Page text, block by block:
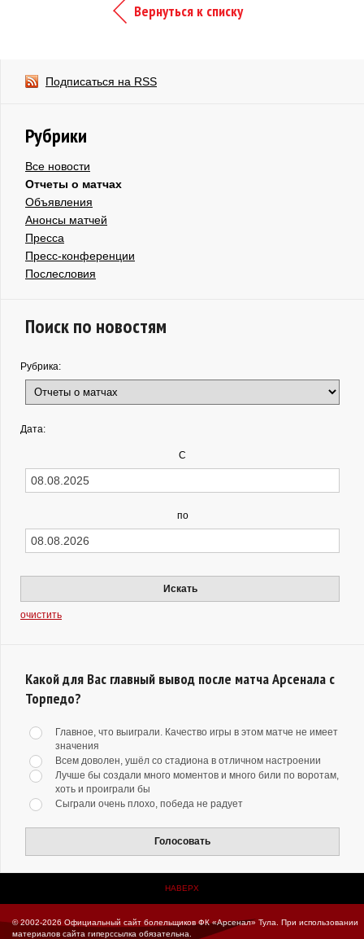
Вернуться к списку
Подписаться на RSS
Рубрики
Все новости
Отчеты о матчах
Объявления
Анонсы матчей
Пресса
Пресс-конференции
Послесловия
Поиск по новостям
Рубрика:
Дата:
С
по
Искать
очистить
Какой для Вас главный вывод после матча Арсенала с
Торпедо?
Главное, что выиграли. Качество игры в этом матче не имеет
значения
Всем доволен, ушёл со стадиона в отличном настроении
Лучше бы создали много моментов и много били по воротам,
хоть и проиграли бы
Сыграли очень плохо, победа не радует
Голосовать
НАВЕРХ
© 2002-2026 Официальный сайт болельщиков ФК «Арсенал» Тула.
При использовании
материалов сайта гиперссылка обязательна.